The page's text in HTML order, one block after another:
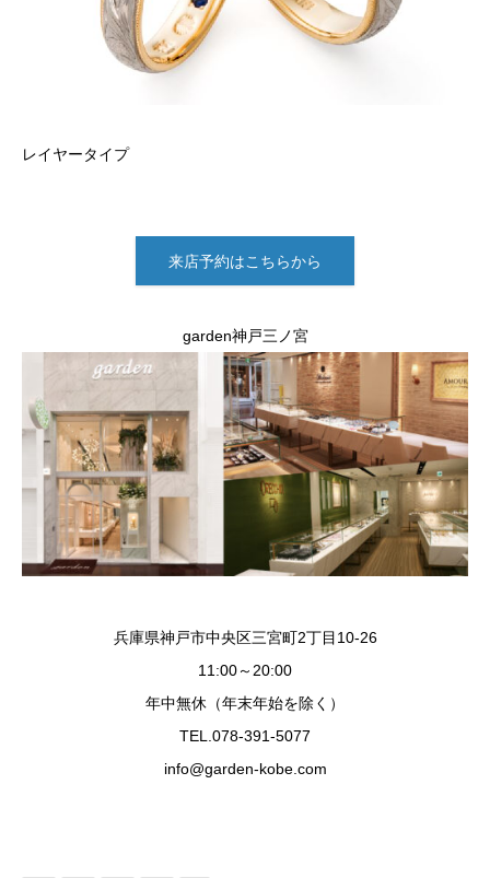
レイヤータイプ
来店予約はこちらから
garden神戸三ノ宮
兵庫県神戸市中央区三宮町2丁目10-26
11:00～20:00
年中無休（年末年始を除く）
TEL.078-391-5077
info@garden-kobe.com